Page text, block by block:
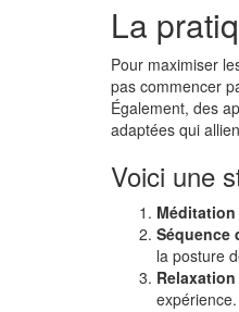
La
Pour maximiser
pas commencer
Également, des
adaptées qui
Voici une
Séquence
la posture
expérience.